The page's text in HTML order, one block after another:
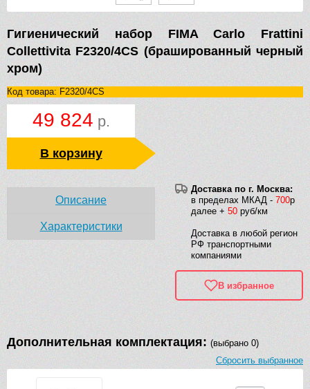
Гигиенический набор FIMA Carlo Frattini
Collettivita F2320/4CS (брашированный черный
хром)
Код товара: F2320/4CS
49 824 р.
В корзину
Доставка по г. Москва:
в пределах МКАД - 700р
далее + 50 руб/км
Доставка в любой регион
РФ транспортными
компаниями
В избранное
Описание
Характеристики
Дополнительная комплектация: (выбрано 0)
Сбросить выбранное